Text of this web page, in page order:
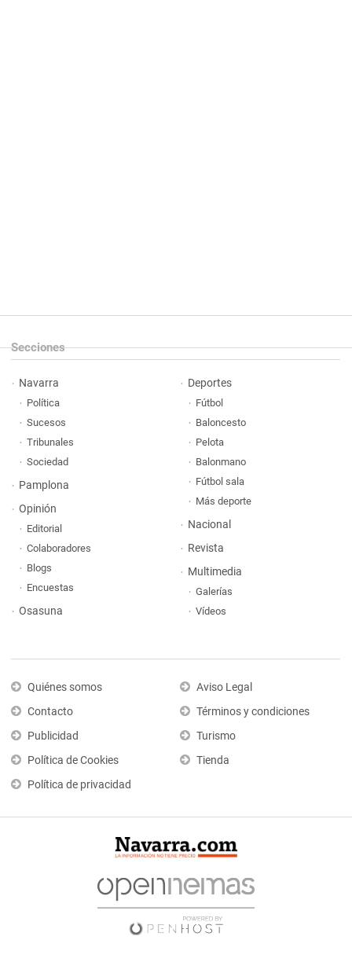
Secciones
Navarra
Política
Sucesos
Tribunales
Sociedad
Pamplona
Opinión
Editorial
Colaboradores
Blogs
Encuestas
Osasuna
Deportes
Fútbol
Baloncesto
Pelota
Balonmano
Fútbol sala
Más deporte
Nacional
Revista
Multimedia
Galerías
Vídeos
Quiénes somos
Contacto
Publicidad
Política de Cookies
Política de privacidad
Aviso Legal
Términos y condiciones
Turismo
Tienda